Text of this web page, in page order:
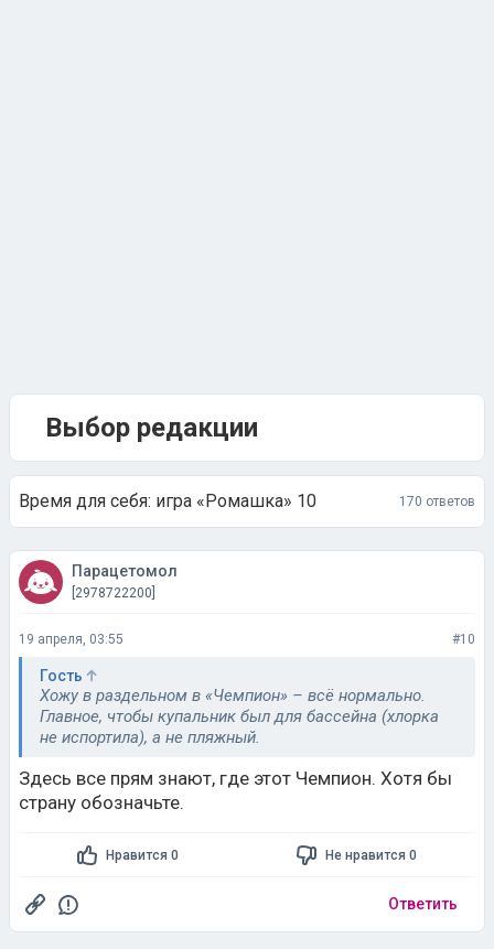
Выбор редакции
Время для себя: игра «Ромашка» 10 170 ответов
Парацетомол
[2978722200]
19 апреля, 03:55 #10
Гость
Хожу в раздельном в «Чемпион» – всё нормально.
Главное, чтобы купальник был для бассейна (хлорка
не испортила), а не пляжный.
Здесь все прям знают, где этот Чемпион. Хотя бы
страну обозначьте.
Нравится 0 Не нравится 0
Ответить